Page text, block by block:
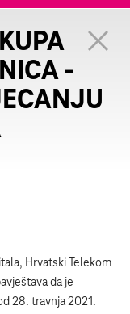
-
Hrvatski Telekom
da je
28. travnja 2021.